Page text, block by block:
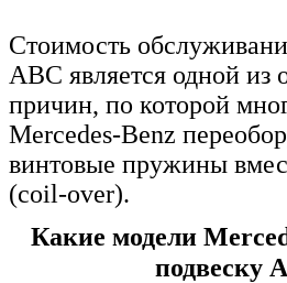
Стоимость
ABC является одной из
причин, по которой
Mercedes-Benz
винтовые пружины
(coil-over).
Какие модели
подвеску